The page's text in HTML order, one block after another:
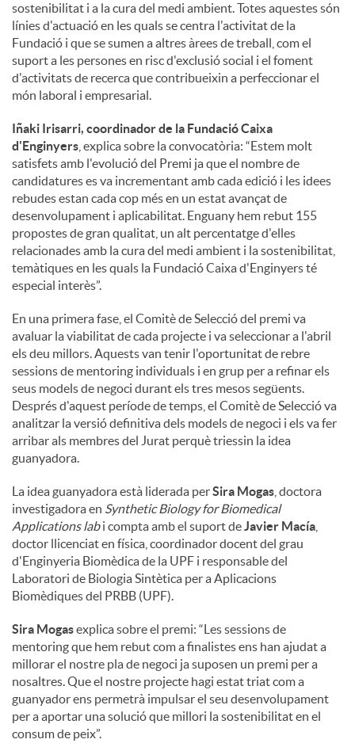
sostenibilitat i a la cura del medi ambient. Totes aquestes són
línies d'actuació en les quals se centra l'activitat de la
Fundació i que se sumen a altres àrees de treball, com el
suport a les persones en risc d'exclusió social i el foment
d'activitats de recerca que contribueixin a perfeccionar el
món laboral i empresarial.
Iñaki Irisarri, coordinador de la Fundació Caixa
d'Enginyers , explica sobre la convocatòria: “Estem molt
satisfets amb l'evolució del Premi ja que el nombre de
candidatures es va incrementant amb cada edició i les idees
rebudes estan cada cop més en un estat avançat de
desenvolupament i aplicabilitat. Enguany hem rebut 155
propostes de gran qualitat, un alt percentatge d'elles
relacionades amb la cura del medi ambient i la sostenibilitat,
temàtiques en les quals la Fundació Caixa d'Enginyers té
especial interès”.
En una primera fase, el Comitè de Selecció del premi va
avaluar la viabilitat de cada projecte i va seleccionar a l'abril
els deu millors. Aquests van tenir l'oportunitat de rebre
sessions de mentoring individuals i en grup per a refinar els
seus models de negoci durant els tres mesos següents.
Després d'aquest període de temps, el Comitè de Selecció va
analitzar la versió definitiva dels models de negoci i els va fer
arribar als membres del Jurat perquè triessin la idea
guanyadora.
La idea guanyadora està liderada perSira Mogas , doctora
investigadora en Synthetic Biology for Biomedical
Applications labi compta amb el suport deJavier Macía
doctor llicenciat en física, coordinador docent del grau
d'Enginyeria Biomèdica de la UPF i responsable del
Laboratori de Biologia Sintètica per a Aplicacions
Biomèdiques del PRBB (UPF).
Sira Mogasexplica sobre el premi: “Les sessions de
mentoring que hem rebut com a finalistes ens han ajudat a
millorar el nostre pla de negoci ja suposen un premi per a
nosaltres. Que el nostre projecte hagi estat triat com a
guanyador ens permetrà impulsar el seu desenvolupament
per a aportar una solució que millori la sostenibilitat en el
consum de peix”.